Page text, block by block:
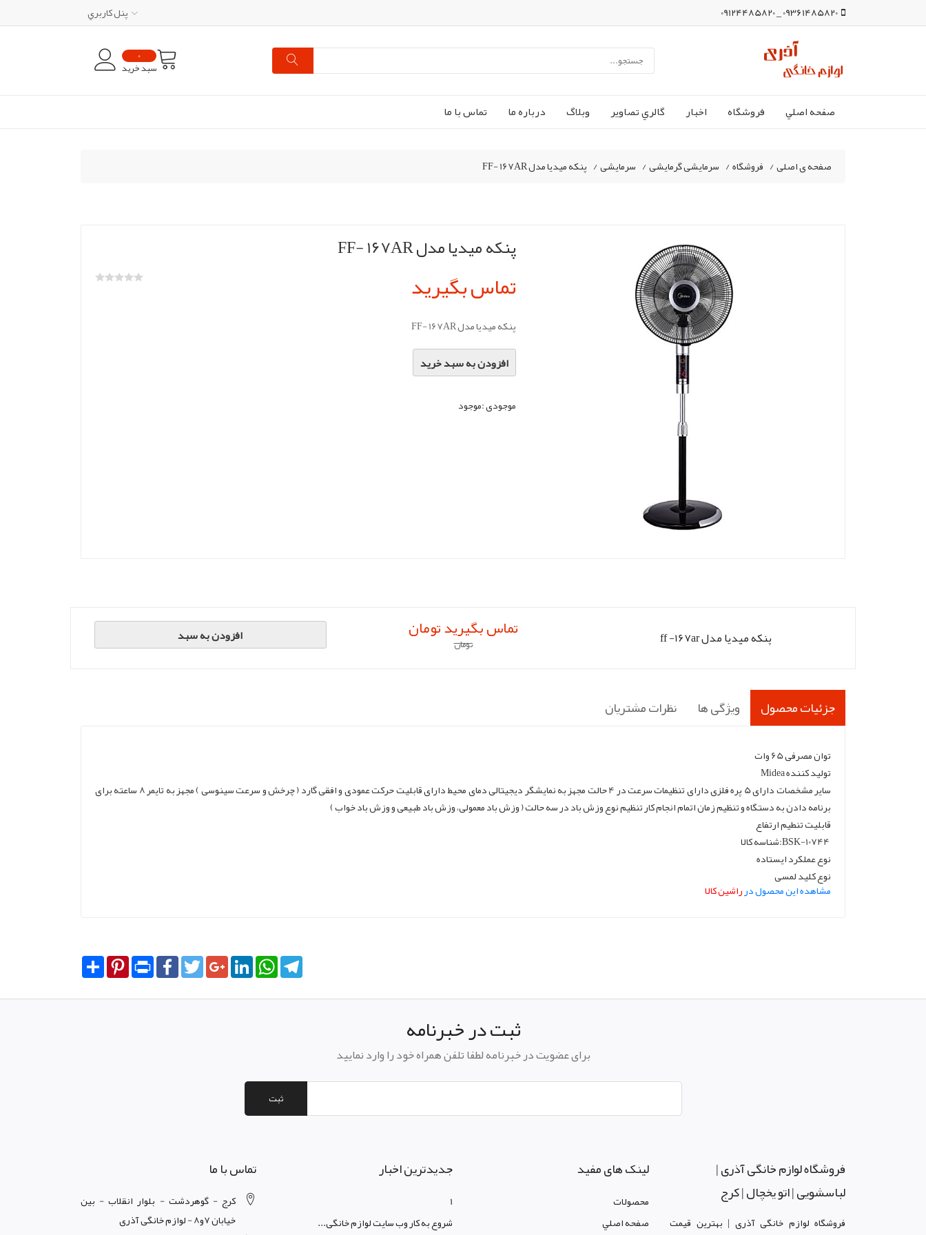
09361485820 _ 09124485820 پنل کاربري
0
سبد خرید
صفحه اصلي فروشگاه اخبار گالري تصاوير وبلاگ درباره ما تماس با ما
صفحه ی اصلی/ فروشگاه/ سرمایشی گرمایشی/ سرمایشی/ پنکه میدیا مدل FF- 167AR
پنکه میدیا مدل FF- 167AR
تماس بگیرید
پنکه میدیا مدل FF- 167AR
افزودن به سبد خرید
موجودی :موجود
پنکه میدیا مدل ff -167ar تماس بگیرید تومان
تومان افزودن به سبد
جزئیات محصول ویژگی ها نظرات مشتریان
توان مصرفی 65 وات
تولید کننده Midea
سایر مشخصات دارای 5 پره فلزی دارای تنظیمات سرعت در 4 حالت مجهز به نمایشگر دیجیتالی دمای محیط دارای قابلیت حرکت عمودی و افقی گارد ( چرخش و سرعت سینوسی ) مجهز به تایمر 8 ساعته برای
برنامه دادن به دستگاه و تنظیم زمان اتمام انجام کار تنظیم نوع وزش باد در سه حالت ( وزش باد معمولی، وزش باد طبیعی و وزش باد خواب )
قابلیت تنطیم ارتفاع
نوع عملکرد ایستاده
نوع کلید لمسی
مشاهده این محصول درراشین کالا
Share PinterestPrint FacebookTwitterGoogle+LinkedInWhatsApp
ثبت در خبرنامه
برای عضویت در خبرنامه لطفا تلفن همراه خود را وارد نمایید
ثبت
فروشگاه لوازم خانگی آذری |
لباسشویی | اتو یخچال | کرج
فروشگاه لوازم خانگی آذری | بهترین قیمت
لینک های مفید
محصولات
صفحه اصلي
جدیدترین اخبار
1
شروع به کار وب سایت لوازم خانگی...
تماس با ما
کرج - گوهردشت - بلوار انقلاب - بین
خیابان 7و8 - لوازم خانگی آذری